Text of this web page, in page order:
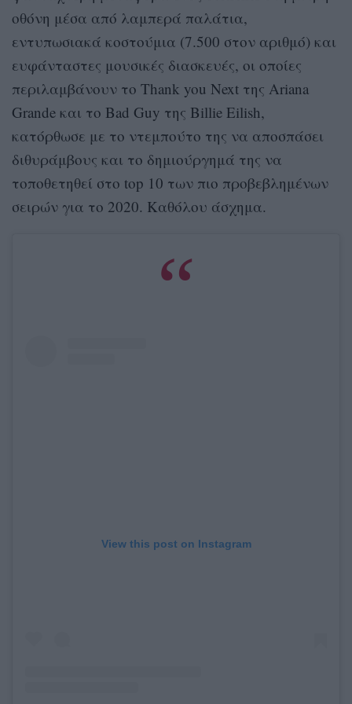
οθόνη μέσα από λαμπερά παλάτια,
εντυπωσιακά κοστούμια (7.500 στον αριθμό) και
ευφάνταστες μουσικές διασκευές, οι οποίες
περιλαμβάνουν το Thank you Next της Ariana
Grande και το Bad Guy της Billie Eilish,
κατόρθωσε με το ντεμπούτο της να αποσπάσει
διθυράμβους και το δημιούργημά της να
τοποθετηθεί στο top 10 των πιο προβεβλημένων
σειρών για το 2020. Καθόλου άσχημα.
View this post on Instagram